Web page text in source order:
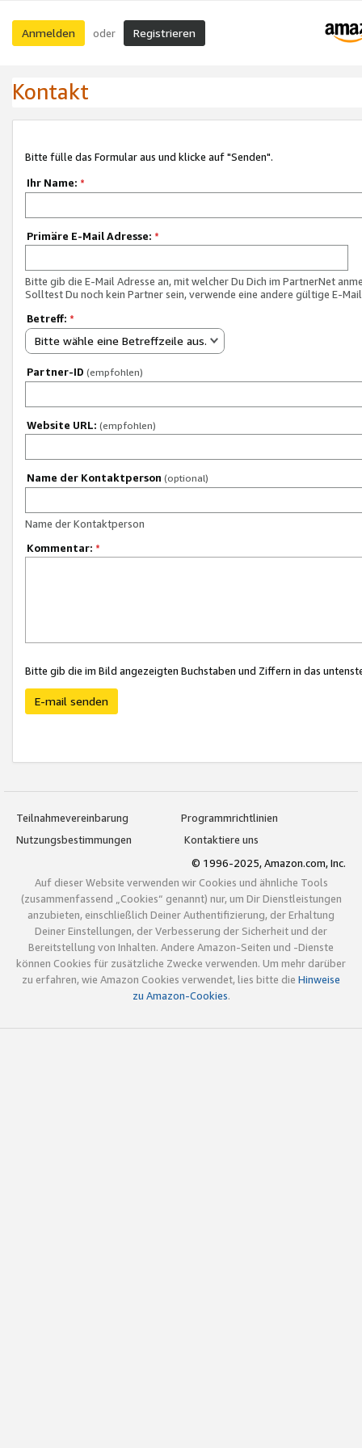
Anmelden oder Registrieren
Kontakt
Bitte fülle das Formular aus und klicke auf "Senden".
Ihr Name: *
Primäre E-Mail Adresse: *
Bitte gib die E-Mail Adresse an, mit welcher Du Dich im PartnerNet
Solltest Du noch kein Partner sein, verwende eine andere gültige E-
Betreff: *
Bitte wähle eine Betreffzeile aus.
Partner-ID (empfohlen)
Website URL: (empfohlen)
Name der Kontaktperson (optional)
Name der Kontaktperson
Kommentar: *
Bitte gib die im Bild angezeigten Buchstaben und Ziffern in das
E-mail senden
Teilnahmevereinbarung
Programmrichtlinien
Nutzungsbestimmungen
Kontaktiere uns
© 1996-2025, Amazon.com, Inc.
Auf dieser Website verwenden wir Cookies und ähnliche Tools
(zusammenfassend „Cookies“ genannt) nur, um Dir Dienstleistungen
anzubieten, einschließlich Deiner Authentifizierung, der Erhaltung
Deiner Einstellungen, der Verbesserung der Sicherheit und der
Bereitstellung von Inhalten. Andere Amazon-Seiten und -Dienste
können Cookies für zusätzliche Zwecke verwenden. Um mehr darüber
zu erfahren, wie Amazon Cookies verwendet, lies bitte die Hinweise
zu Amazon-Cookies.